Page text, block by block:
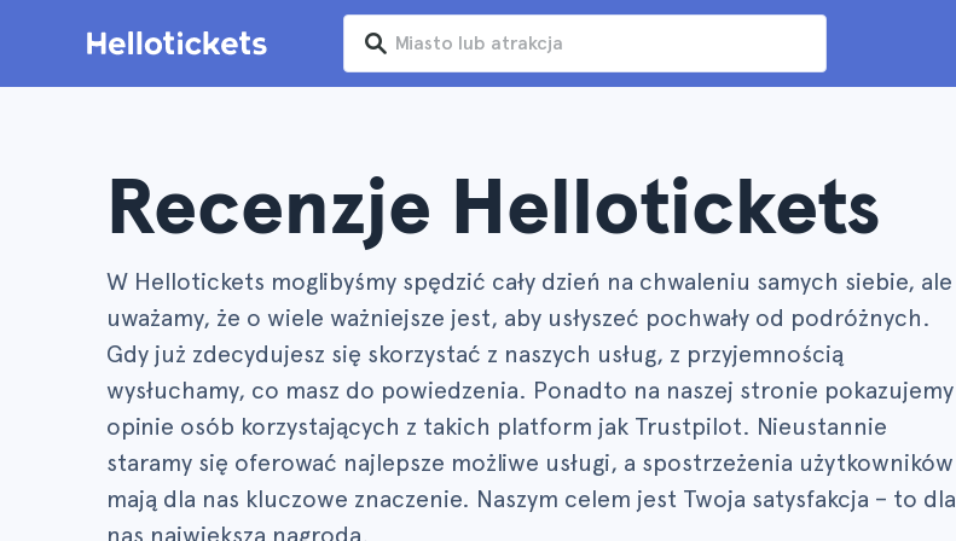
Recenzje Hellotickets
W Hellotickets moglibyśmy spędzić cały dzień na chwaleniu samych siebie, ale
uważamy, że o wiele ważniejsze jest, aby usłyszeć pochwały od podróżnych.
Gdy już zdecydujesz się skorzystać z naszych usług, z przyjemnością
wysłuchamy, co masz do powiedzenia. Ponadto na naszej stronie pokazujemy
opinie osób korzystających z takich platform jak Trustpilot. Nieustannie
staramy się oferować najlepsze możliwe usługi, a spostrzeżenia użytkowników
mają dla nas kluczowe znaczenie. Naszym celem jest Twoja satysfakcja – to dla
nas największa nagroda.